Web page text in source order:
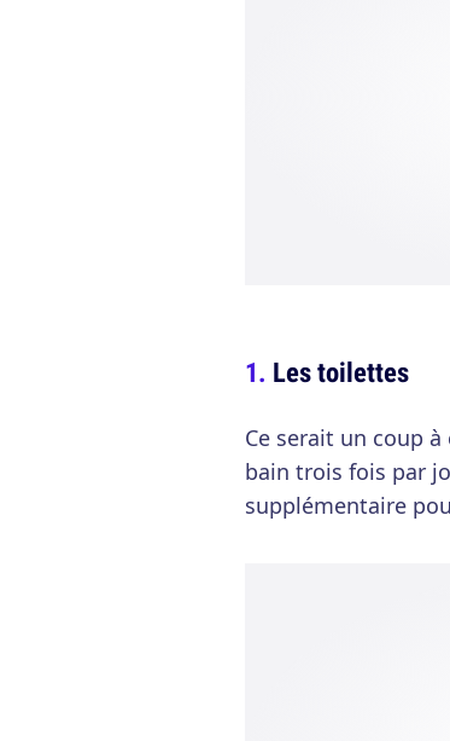
Les toilettes
Ce serait un coup
bain trois fois par
supplémentaire